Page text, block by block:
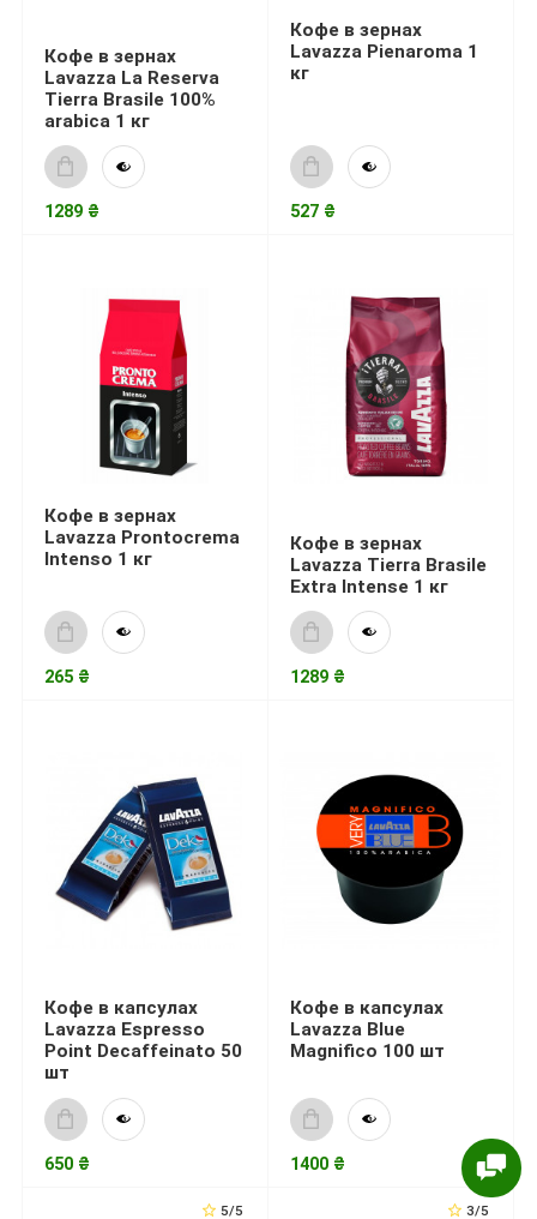
Кофе в зернах
Lavazza La Reserva
Tierra Brasile 100%
arabica 1 кг
1289 ₴
Кофе в зернах
Lavazza Pienaroma 1
кг
527 ₴
Кофе в зернах
Lavazza Prontocrema
Intenso 1 кг
265 ₴
Кофе в зернах
Lavazza Tierra Brasile
Extra Intense 1 кг
1289 ₴
Кофе в капсулах
Lavazza Espresso
Point Decaffeinato 50
шт
650 ₴
Кофе в капсулах
Lavazza Blue
Magnifico 100 шт
1400 ₴
5/5 3/5